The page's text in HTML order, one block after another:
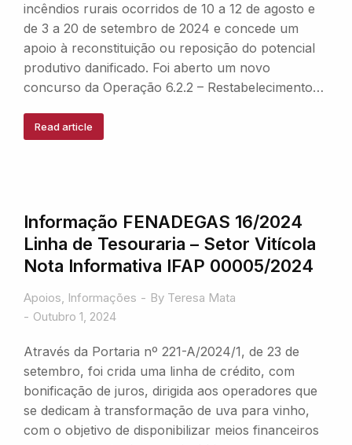
incêndios rurais ocorridos de 10 a 12 de agosto e
de 3 a 20 de setembro de 2024 e concede um
apoio à reconstituição ou reposição do potencial
produtivo danificado. Foi aberto um novo
concurso da Operação 6.2.2 – Restabelecimento…
Read article
Informação FENADEGAS 16/2024
Linha de Tesouraria – Setor Vitícola
Nota Informativa IFAP 00005/2024
Apoios, Informações By Teresa Mata
Outubro 1, 2024
Através da Portaria nº 221-A/2024/1, de 23 de
setembro, foi crida uma linha de crédito, com
bonificação de juros, dirigida aos operadores que
se dedicam à transformação de uva para vinho,
com o objetivo de disponibilizar meios financeiros